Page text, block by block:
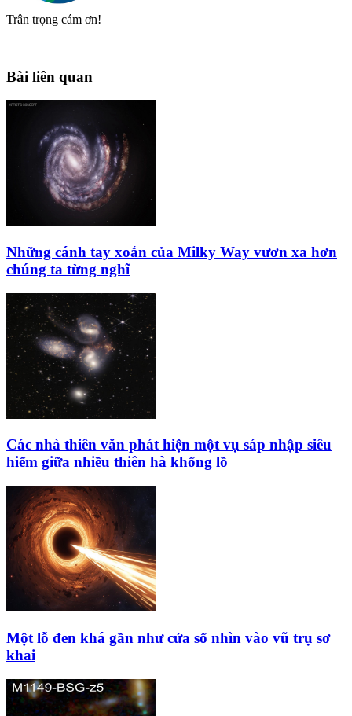
Trân trọng cám ơn!
Bài liên quan
Những cánh tay xoắn của Milky Way vươn xa hơn
chúng ta từng nghĩ
Các nhà thiên văn phát hiện một vụ sáp nhập siêu
hiếm giữa nhiều thiên hà khổng lồ
Một lỗ đen khá gần như cửa sổ nhìn vào vũ trụ sơ
khai